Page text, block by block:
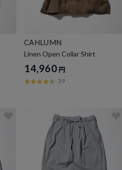
CAHLUMN
Linen Open Collar Shirt
14,960 円
39